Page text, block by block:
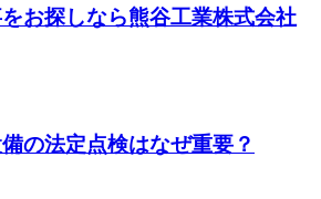
お探しなら熊谷工業株式会社
備の法定点検はなぜ重要？